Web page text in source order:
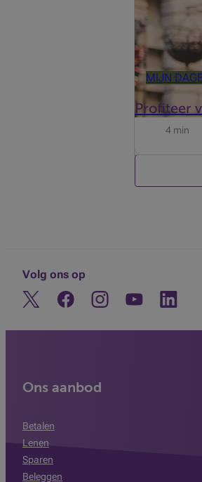
MIJN
Profiteer
4 min
Volg ons op
Twitter FacebookInstagramOntdek ons
Linkedin
Ons aanbod
Betalen
Lenen
Sparen
Beleggen